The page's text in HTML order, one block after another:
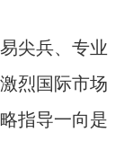
尖兵、专业
烈国际市场
指导一向是